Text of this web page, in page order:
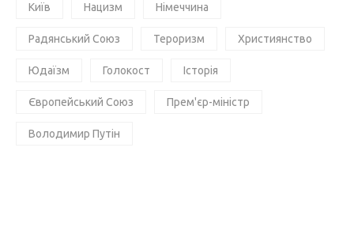
Київ Нацизм Німеччина
Радянський Союз Тероризм Християнство
Юдаїзм Голокост Історія
Європейський Союз Прем'єр-міністр
Володимир Путін